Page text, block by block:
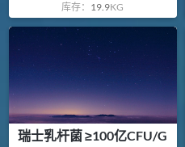
库存： 19.9KG
瑞士乳杆菌 ≥100亿CFU/G